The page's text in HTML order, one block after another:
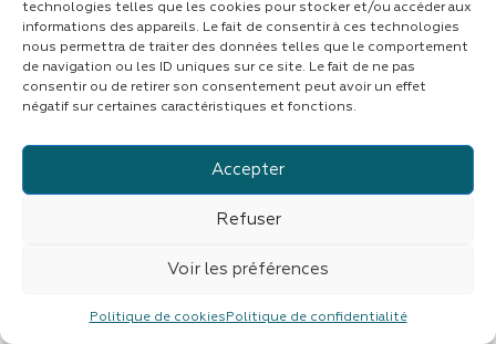
technologies telles que les cookies pour stocker et/ou accéder aux
informations des appareils. Le fait de consentir à ces technologies
nous permettra de traiter des données telles que le comportement
de navigation ou les ID uniques sur ce site. Le fait de ne pas
consentir ou de retirer son consentement peut avoir un effet
négatif sur certaines caractéristiques et fonctions.
Accepter
Refuser
Voir les préférences
Politique de cookies Politique de confidentialité